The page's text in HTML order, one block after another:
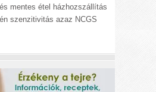
mentes étel házhozszállítás
szenzitivitás azaz NCGS